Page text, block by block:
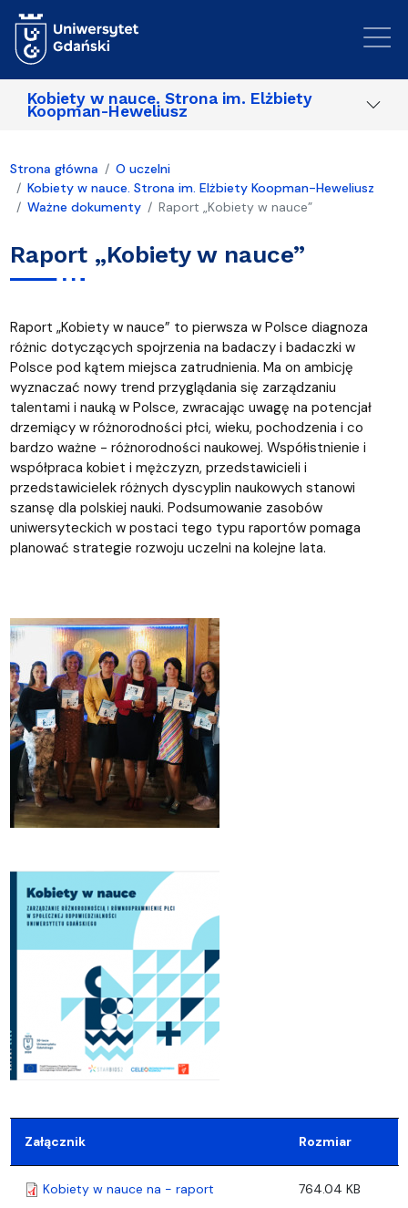
Kobiety w nauce. Strona im. Elżbiety
Koopman-Heweliusz
Strona główna
O uczelni
Kobiety w nauce. Strona im. Elżbiety Koopman-Heweliusz
Ważne dokumenty
Raport „Kobiety w nauce”
Raport „Kobiety w nauce”
Raport „Kobiety w nauce” to pierwsza w Polsce diagnoza
różnic dotyczących spojrzenia na badaczy i badaczki w
Polsce pod kątem miejsca zatrudnienia. Ma on ambicję
wyznaczać nowy trend przyglądania się zarządzaniu
talentami i nauką w Polsce, zwracając uwagę na potencjał
drzemiący w różnorodności płci, wieku, pochodzenia i co
bardzo ważne - różnorodności naukowej. Współistnienie i
współpraca kobiet i mężczyzn, przedstawicieli i
przedstawicielek różnych dyscyplin naukowych stanowi
szansę dla polskiej nauki. Podsumowanie zasobów
uniwersyteckich w postaci tego typu raportów pomaga
planować strategie rozwoju uczelni na kolejne lata.
Załącznik Rozmiar
Kobiety w nauce na - raport 764.04 KB